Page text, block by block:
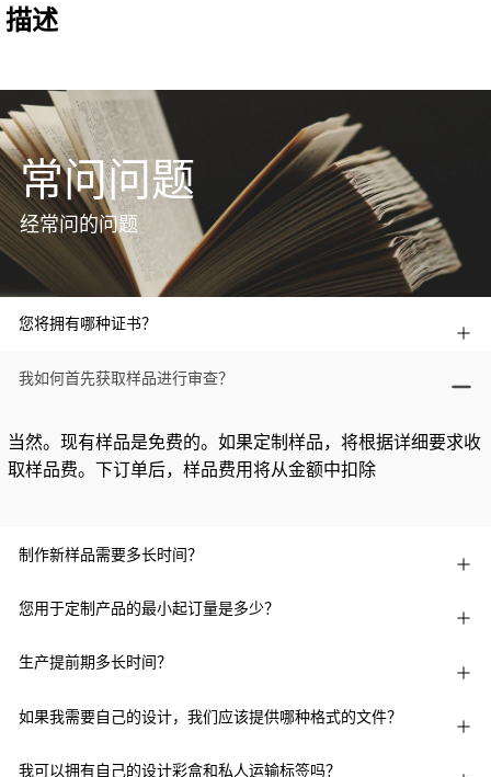
常问问题
经常问的问题
您将拥有哪种证书？
我如何首先获取样品进行审查？
制作新样品需要多长时间？
您用于定制产品的最小起订量是多少？
生产提前期多长时间？
如果我需要自己的设计，我们应该提供哪种格式的文件？
我可以拥有自己的设计彩盒和私人运输标签吗？
当然。现有样品是免费的。如果定制样品，将根据详细要求收
取样品费。下订单后，样品费用将从金额中扣除